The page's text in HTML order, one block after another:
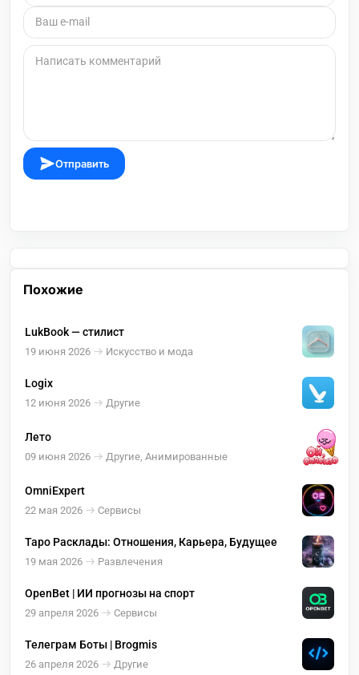
Отправить
Похожие
LukBook — стилист
19 июня 2026 Искусство и мода
Logix
12 июня 2026 Другие
Лето
09 июня 2026 Другие, Анимированные
OmniExpert
22 мая 2026 Сервисы
Таро Расклады: Отношения, Карьера, Будущее
19 мая 2026 Развлечения
OpenBet | ИИ прогнозы на спорт
29 апреля 2026 Сервисы
Телеграм Боты | Brogmis
26 апреля 2026 Другие